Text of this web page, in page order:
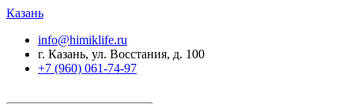
Казань
info@himiklife.ru
г. Казань, ул. Восстания, д. 100
+7 (960) 061-74-97